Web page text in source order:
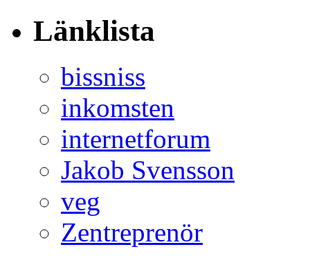
Länklista
bissniss
inkomsten
internetforum
Jakob Svensson
veg
Zentreprenör